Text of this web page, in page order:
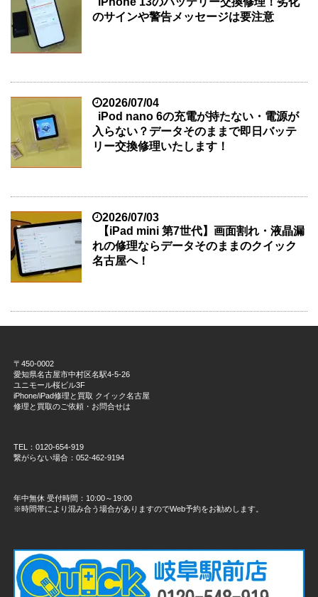
のサインや警告メッセージは要注意
2026/07/04
iPod nano 6の充電が持たない・電源が
入らない？データそのままで即日バッテ
リー交換修理いたします！
2026/07/03
【iPad mini 第7世代】画面割れ・液晶漏
れの修理ならデータそのままのクイック
名古屋へ！
〒450-0002
愛知県名古屋市中村区名駅4-5-26
ユニモール桜ビル3F
iPhone/iPad修理と買取 クイック名古屋
修理と買取のご依頼・お問合せは
TEL：0120-654-919
繋がらない場合：052-462-9194
年中無休 受付時間：10:00～19:00
※時間帯により混み合う場合がありますのでWeb予約をお勧めします。